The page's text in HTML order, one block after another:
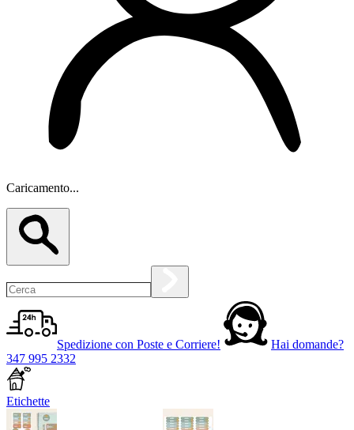
Caricamento...
Spedizione con Poste e Corriere!
Hai domande?
347 995 2332
Etichette